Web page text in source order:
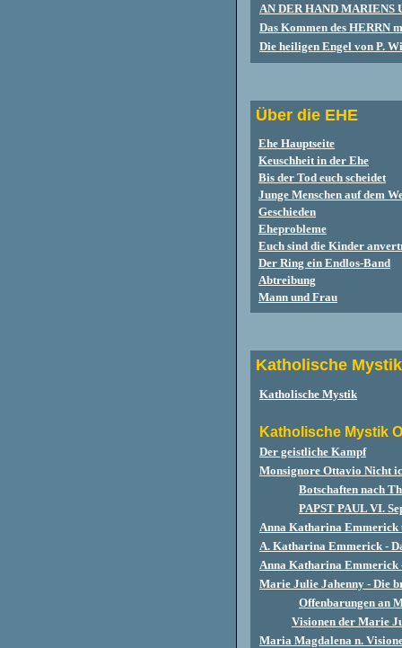
AN DER HAND MARIENS
Das Kommen des HERRN
Die heiligen Engel von P.
Über die EHE
Ehe Hauptseite
Keuschheit in der Ehe
Bis der Tod euch scheidet
Junge Menschen auf dem
Geschieden
Eheprobleme
Euch sind die Kinder
Der Ring ein Endlos-Band
Abtreibung
Mann und Frau
Katholische Mystik
Katholische Mystik
Katholische Mystik
Der geistliche Kampf
Monsignore Ottavio Nicht
Botschaften nach
PAPST PAUL VI.
Anna Katharina Emmerick
A. Katharina Emmerick -
Anna Katharina Emmerick
Marie Julie Jahenny - Die
Offenbarungen an
Visionen der Marie
Maria Magdalena n.